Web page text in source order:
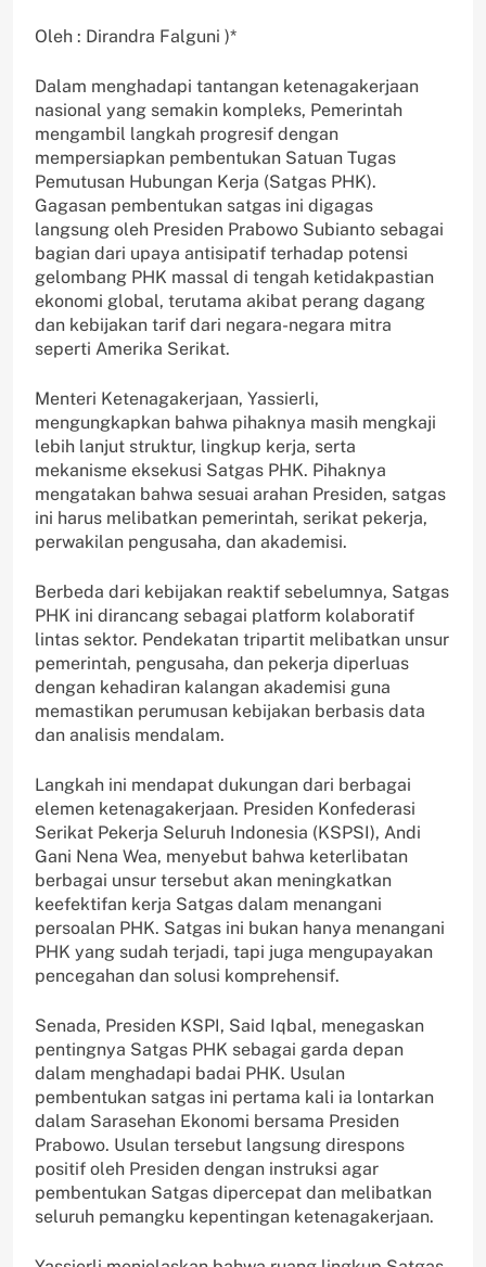
Oleh : Dirandra Falguni )*
Dalam menghadapi tantangan ketenagakerjaan
nasional yang semakin kompleks, Pemerintah
mengambil langkah progresif dengan
mempersiapkan pembentukan Satuan Tugas
Pemutusan Hubungan Kerja (Satgas PHK).
Gagasan pembentukan satgas ini digagas
langsung oleh Presiden Prabowo Subianto sebagai
bagian dari upaya antisipatif terhadap potensi
gelombang PHK massal di tengah ketidakpastian
ekonomi global, terutama akibat perang dagang
dan kebijakan tarif dari negara-negara mitra
seperti Amerika Serikat.
Menteri Ketenagakerjaan, Yassierli,
mengungkapkan bahwa pihaknya masih mengkaji
lebih lanjut struktur, lingkup kerja, serta
mekanisme eksekusi Satgas PHK. Pihaknya
mengatakan bahwa sesuai arahan Presiden, satgas
ini harus melibatkan pemerintah, serikat pekerja,
perwakilan pengusaha, dan akademisi.
Berbeda dari kebijakan reaktif sebelumnya, Satgas
PHK ini dirancang sebagai platform kolaboratif
lintas sektor. Pendekatan tripartit melibatkan unsur
pemerintah, pengusaha, dan pekerja diperluas
dengan kehadiran kalangan akademisi guna
memastikan perumusan kebijakan berbasis data
dan analisis mendalam.
Langkah ini mendapat dukungan dari berbagai
elemen ketenagakerjaan. Presiden Konfederasi
Serikat Pekerja Seluruh Indonesia (KSPSI), Andi
Gani Nena Wea, menyebut bahwa keterlibatan
berbagai unsur tersebut akan meningkatkan
keefektifan kerja Satgas dalam menangani
persoalan PHK. Satgas ini bukan hanya menangani
PHK yang sudah terjadi, tapi juga mengupayakan
pencegahan dan solusi komprehensif.
Senada, Presiden KSPI, Said Iqbal, menegaskan
pentingnya Satgas PHK sebagai garda depan
dalam menghadapi badai PHK. Usulan
pembentukan satgas ini pertama kali ia lontarkan
dalam Sarasehan Ekonomi bersama Presiden
Prabowo. Usulan tersebut langsung direspons
positif oleh Presiden dengan instruksi agar
pembentukan Satgas dipercepat dan melibatkan
seluruh pemangku kepentingan ketenagakerjaan.